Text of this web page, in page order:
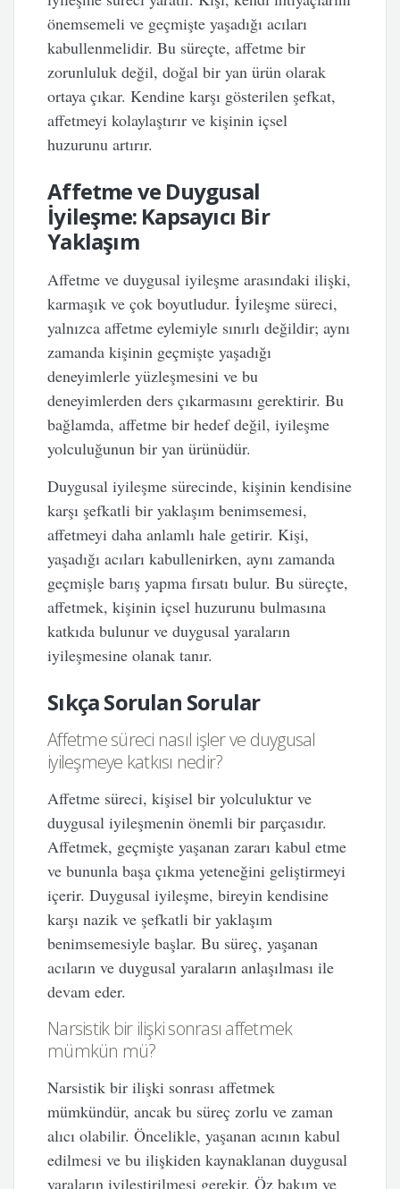
önemsemeli ve geçmişte yaşadığı acıları
kabullenmelidir. Bu süreçte, affetme bir
zorunluluk değil, doğal bir yan ürün olarak
ortaya çıkar. Kendine karşı gösterilen şefkat,
affetmeyi kolaylaştırır ve kişinin içsel
huzurunu artırır.
Affetme ve Duygusal
İyileşme: Kapsayıcı Bir
Yaklaşım
Affetme ve duygusal iyileşme arasındaki ilişki,
karmaşık ve çok boyutludur. İyileşme süreci,
yalnızca affetme eylemiyle sınırlı değildir; aynı
zamanda kişinin geçmişte yaşadığı
deneyimlerle yüzleşmesini ve bu
deneyimlerden ders çıkarmasını gerektirir. Bu
bağlamda, affetme bir hedef değil, iyileşme
yolculuğunun bir yan ürünüdür.
Duygusal iyileşme sürecinde, kişinin kendisine
karşı şefkatli bir yaklaşım benimsemesi,
affetmeyi daha anlamlı hale getirir. Kişi,
yaşadığı acıları kabullenirken, aynı zamanda
geçmişle barış yapma fırsatı bulur. Bu süreçte,
affetmek, kişinin içsel huzurunu bulmasına
katkıda bulunur ve duygusal yaraların
iyileşmesine olanak tanır.
Sıkça Sorulan Sorular
Affetme süreci nasıl işler ve duygusal
iyileşmeye katkısı nedir?
Affetme süreci, kişisel bir yolculuktur ve
duygusal iyileşmenin önemli bir parçasıdır.
Affetmek, geçmişte yaşanan zararı kabul etme
ve bununla başa çıkma yeteneğini geliştirmeyi
içerir. Duygusal iyileşme, bireyin kendisine
karşı nazik ve şefkatli bir yaklaşım
benimsemesiyle başlar. Bu süreç, yaşanan
acıların ve duygusal yaraların anlaşılması ile
devam eder.
Narsistik bir ilişki sonrası affetmek
mümkün mü?
Narsistik bir ilişki sonrası affetmek
mümkündür, ancak bu süreç zorlu ve zaman
alıcı olabilir. Öncelikle, yaşanan acının kabul
edilmesi ve bu ilişkiden kaynaklanan duygusal
yaraların iyileştirilmesi gerekir. Öz bakım ve